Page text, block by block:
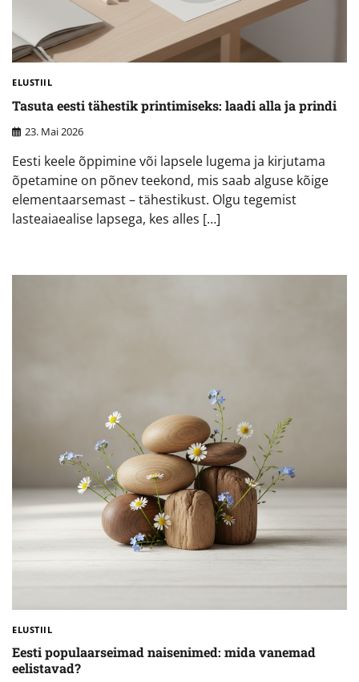
ELUSTIIL
Tasuta eesti tähestik printimiseks: laadi alla ja prindi
23. Mai 2026
Eesti keele õppimine või lapsele lugema ja kirjutama
õpetamine on põnev teekond, mis saab alguse kõige
elementaarsemast – tähestikust. Olgu tegemist
lasteaiaealise lapsega, kes alles […]
ELUSTIIL
Eesti populaarseimad naisenimed: mida vanemad
eelistavad?